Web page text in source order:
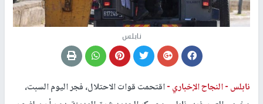
نابلس
نابلس -النجاح الإخباري -اقتحمت قوات الاحتلال، فجر اليوم السبت،